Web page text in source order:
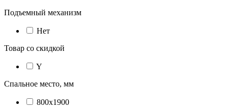
Подъемный механизм
Нет
Товар со скидкой
Y
Спальное место, мм
800х1900